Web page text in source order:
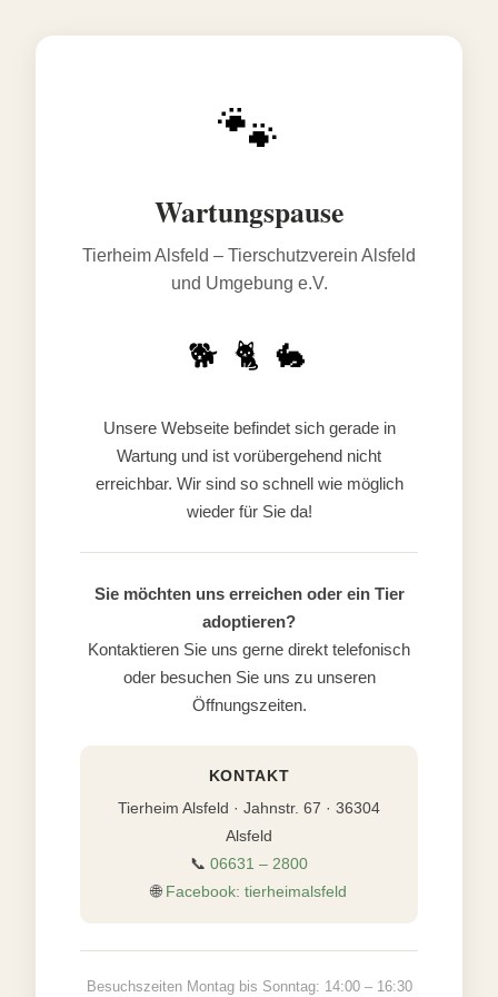
🐾
Wartungspause
Tierheim Alsfeld – Tierschutzverein Alsfeld
und Umgebung e.V.
🐕 🐈 🐇
Unsere Webseite befindet sich gerade in
Wartung und ist vorübergehend nicht
erreichbar. Wir sind so schnell wie möglich
wieder für Sie da!
Sie möchten uns erreichen oder ein Tier
adoptieren?
Kontaktieren Sie uns gerne direkt telefonisch
oder besuchen Sie uns zu unseren
Öffnungszeiten.
KONTAKT
Tierheim Alsfeld · Jahnstr. 67 · 36304
Alsfeld
📞 06631 – 2800
🌐 Facebook: tierheimalsfeld
Besuchszeiten Montag bis Sonntag: 14:00 – 16:30